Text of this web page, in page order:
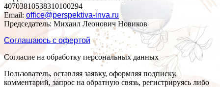
40703810538310100294
Email: office@perspektiva-inva.ru
Председатель: Михаил Леонович Новиков
Соглашаюсь с офертой
Согласие на обработку персональных данных
Пользователь, оставляя заявку, оформляя подписку,
комментарий, запрос на обратную связь, регистрируясь либо